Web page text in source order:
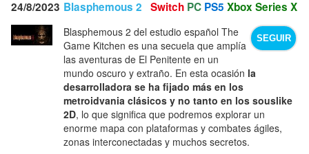
24/8/2023 Blasphemous 2 Switch PC PS5 Xbox Series X
SEGUIR
Blasphemous 2 del estudio español The
Game Kitchen es una secuela que amplía
las aventuras de El Penitente en un
mundo oscuro y extraño. En esta ocasión la
desarrolladora se ha fijado más en los
metroidvania clásicos y no tanto en los souslike
2D, lo que significa que podremos explorar un
enorme mapa con plataformas y combates ágiles,
zonas interconectadas y muchos secretos.